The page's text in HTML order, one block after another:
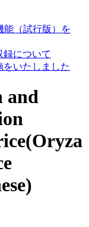
能（試行版）を
録について
をいたしました
and